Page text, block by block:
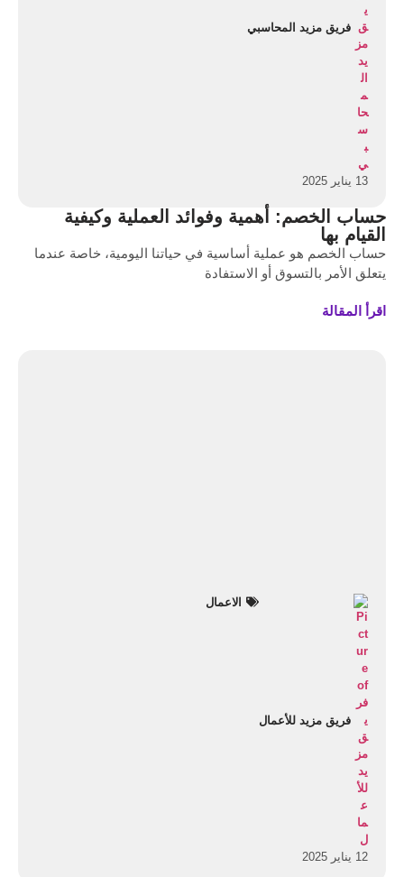
فريق مزيد المحاسبي
13 يناير 2025
حساب الخصم: أهمية وفوائد العملية وكيفية
القيام بها
حساب الخصم هو عملية أساسية في حياتنا اليومية، خاصة عندما
يتعلق الأمر بالتسوق أو الاستفادة
اقرأ المقالة
فريق مزيد للأعمال
الاعمال
12 يناير 2025